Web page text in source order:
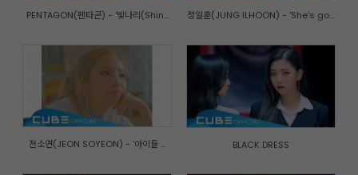
PENTAGON(펜타곤) - '빛나리(Shin... 정일훈(JUNG ILHOON) - 'She's go...
전소연(JEON SOYEON) - '아이들 ... BLACK DRESS